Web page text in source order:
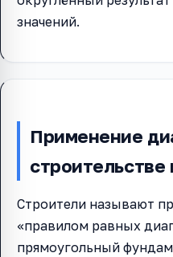
значений.
Применение
строительстве
Строители называют
«правилом равных
прямоугольный